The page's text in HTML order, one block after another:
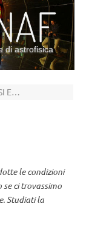
di astrofisica
LA RICETTA PER CREARE GIGANTI GASSOSI E ROCCIOSI
le condizioni
ci trovassimo
Studiati la